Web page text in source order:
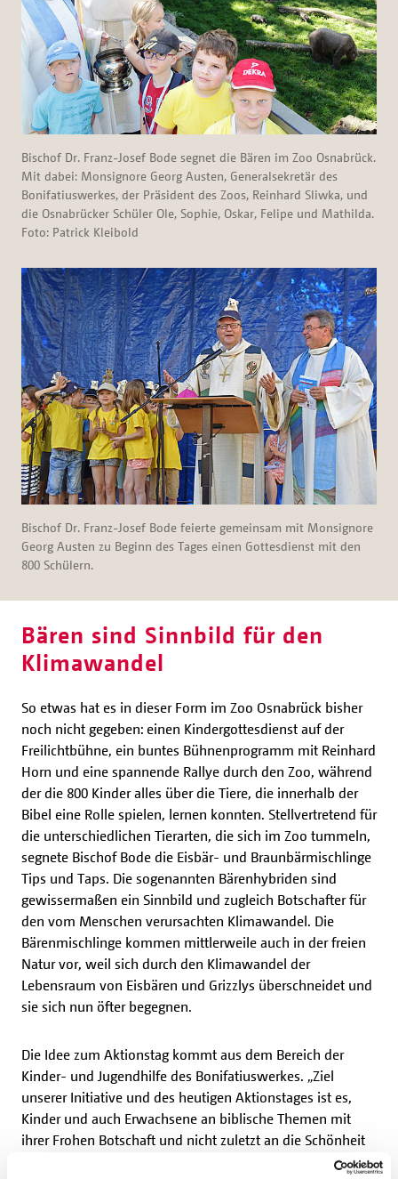
Bischof Dr. Franz-Josef Bode segnet die Bären im Zoo Osnabrück.
Mit dabei: Monsignore Georg Austen, Generalsekretär des
Bonifatiuswerkes, der Präsident des Zoos, Reinhard Sliwka, und
die Osnabrücker Schüler Ole, Sophie, Oskar, Felipe und Mathilda.
Foto: Patrick Kleibold
Bischof Dr. Franz-Josef Bode feierte gemeinsam mit Monsignore
Georg Austen zu Beginn des Tages einen Gottesdienst mit den
800 Schülern.
Bären sind Sinnbild für den
Klimawandel
So etwas hat es in dieser Form im Zoo Osnabrück bisher
noch nicht gegeben: einen Kindergottesdienst auf der
Freilichtbühne, ein buntes Bühnenprogramm mit Reinhard
Horn und eine spannende Rallye durch den Zoo, während
der die 800 Kinder alles über die Tiere, die innerhalb der
Bibel eine Rolle spielen, lernen konnten. Stellvertretend für
die unterschiedlichen Tierarten, die sich im Zoo tummeln,
segnete Bischof Bode die Eisbär- und Braunbärmischlinge
Tips und Taps. Die sogenannten Bärenhybriden sind
gewissermaßen ein Sinnbild und zugleich Botschafter für
den vom Menschen verursachten Klimawandel. Die
Bärenmischlinge kommen mittlerweile auch in der freien
Natur vor, weil sich durch den Klimawandel der
Lebensraum von Eisbären und Grizzlys überschneidet und
sie sich nun öfter begegnen.
Die Idee zum Aktionstag kommt aus dem Bereich der
Kinder- und Jugendhilfe des Bonifatiuswerkes. „Ziel
unserer Initiative und des heutigen Aktionstages ist es,
Kinder und auch Erwachsene an biblische Themen mit
ihrer Frohen Botschaft und nicht zuletzt an die Schönheit
von Gottes Schöpfung heranzuführen“, sagte Monsignore